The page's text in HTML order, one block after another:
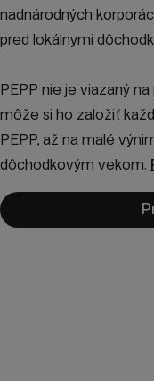
nadnárodných
pred lokálnymi
PEPP nie je viazaný
môže si ho založiť
PEPP, až na malé
dôchodkovým vekom.